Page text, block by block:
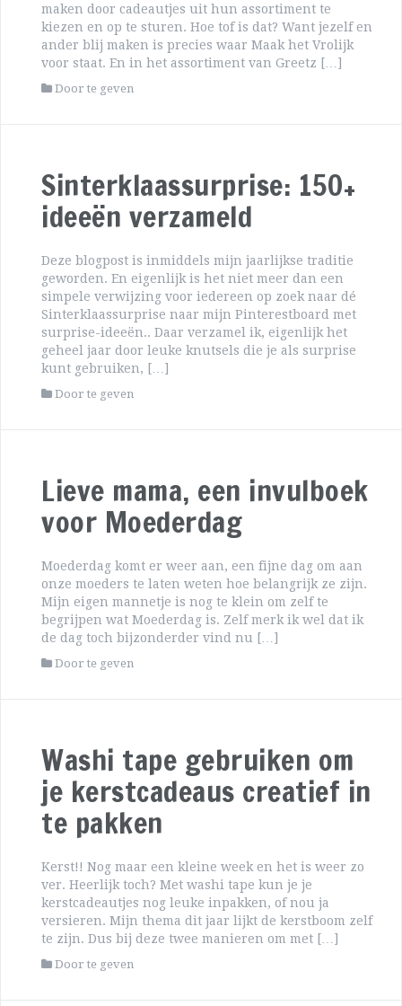
maken door cadeautjes uit hun assortiment te
kiezen en op te sturen. Hoe tof is dat? Want jezelf en
ander blij maken is precies waar Maak het Vrolijk
voor staat. En in het assortiment van Greetz […]
Door te geven
Sinterklaassurprise: 150+
ideeën verzameld
Deze blogpost is inmiddels mijn jaarlijkse traditie
geworden. En eigenlijk is het niet meer dan een
simpele verwijzing voor iedereen op zoek naar dé
Sinterklaassurprise naar mijn Pinterestboard met
surprise-ideeën.. Daar verzamel ik, eigenlijk het
geheel jaar door leuke knutsels die je als surprise
kunt gebruiken, […]
Door te geven
Lieve mama, een invulboek
voor Moederdag
Moederdag komt er weer aan, een fijne dag om aan
onze moeders te laten weten hoe belangrijk ze zijn.
Mijn eigen mannetje is nog te klein om zelf te
begrijpen wat Moederdag is. Zelf merk ik wel dat ik
de dag toch bijzonderder vind nu […]
Door te geven
Washi tape gebruiken om
je kerstcadeaus creatief in
te pakken
Kerst!! Nog maar een kleine week en het is weer zo
ver. Heerlijk toch? Met washi tape kun je je
kerstcadeautjes nog leuke inpakken, of nou ja
versieren. Mijn thema dit jaar lijkt de kerstboom zelf
te zijn. Dus bij deze twee manieren om met […]
Door te geven